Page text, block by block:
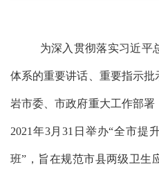
为深入贯彻落实习近平
体系的重要讲话、重要指示
岩市委、市政府重大工作部署
2021年3月31日 举办“全市提
班” ，旨在规范市县两级卫